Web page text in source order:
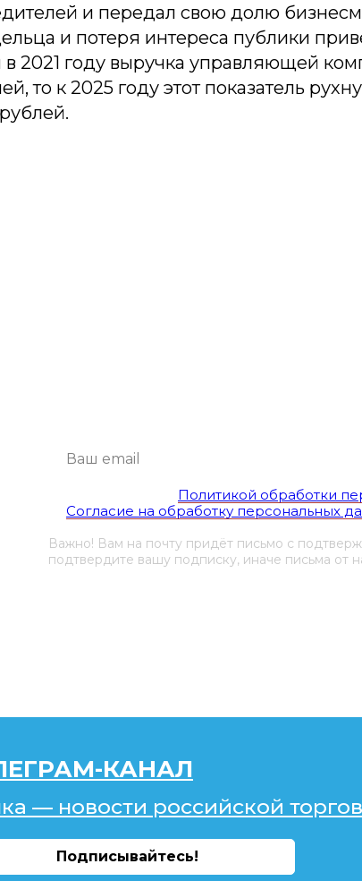
и передал свою долю
и потеря интереса публики
в 2021 году выручка управляющей
то к 2025 году этот показатель
Политикой обработки
Согласие на обработку персональных
Важно! Вам на почту придёт письмо с
подтвердите вашу подписку, иначе письма от
КАНАЛ
— новости российской
Подписывайтесь!